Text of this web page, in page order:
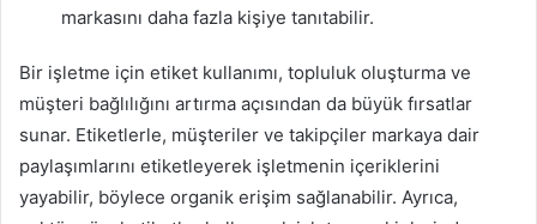
markasını daha fazla kişiye tanıtabilir.
Bir işletme için etiket kullanımı, topluluk oluşturma ve
müşteri bağlılığını artırma açısından da büyük fırsatlar
sunar. Etiketlerle, müşteriler ve takipçiler markaya dair
paylaşımlarını etiketleyerek işletmenin içeriklerini
yayabilir, böylece organik erişim sağlanabilir. Ayrıca,